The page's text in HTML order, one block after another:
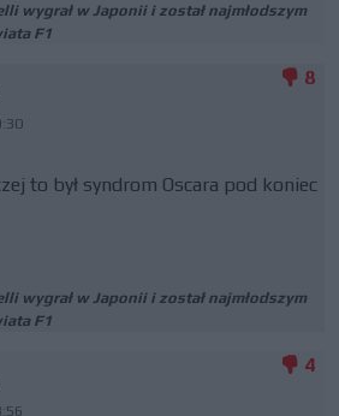
wygrał w Japonii i został najmłodszym
F1
8
to był syndrom Oscara pod koniec
wygrał w Japonii i został najmłodszym
F1
4